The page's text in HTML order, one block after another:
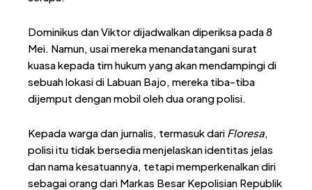
Dominikus dan Viktor dijadwalkan diperiksa pada 8
Mei. Namun, usai mereka menandatangani surat
kuasa kepada tim hukum yang akan mendampingi di
sebuah lokasi di Labuan Bajo, mereka tiba-tiba
dijemput dengan mobil oleh dua orang polisi.
Kepada warga dan jurnalis, termasuk dari Floresa
polisi itu tidak bersedia menjelaskan identitas jelas
dan nama kesatuannya, tetapi memperkenalkan diri
sebagai orang dari Markas Besar Kepolisian Republik